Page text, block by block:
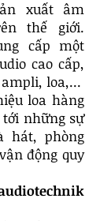
xuất âm
thế giới.
cấp một
cao cấp,
loa,...
loa hàng
những sự
hát, phòng
động quy